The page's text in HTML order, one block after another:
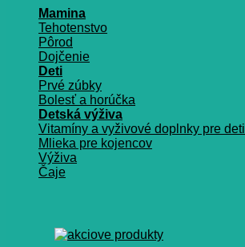
Mamina
Tehotenstvo
Pôrod
Dojčenie
Deti
Prvé zúbky
Bolesť a horúčka
Detská výživa
Vitamíny a vyživové doplnky pre deti
Mlieka pre kojencov
Výživa
Čaje